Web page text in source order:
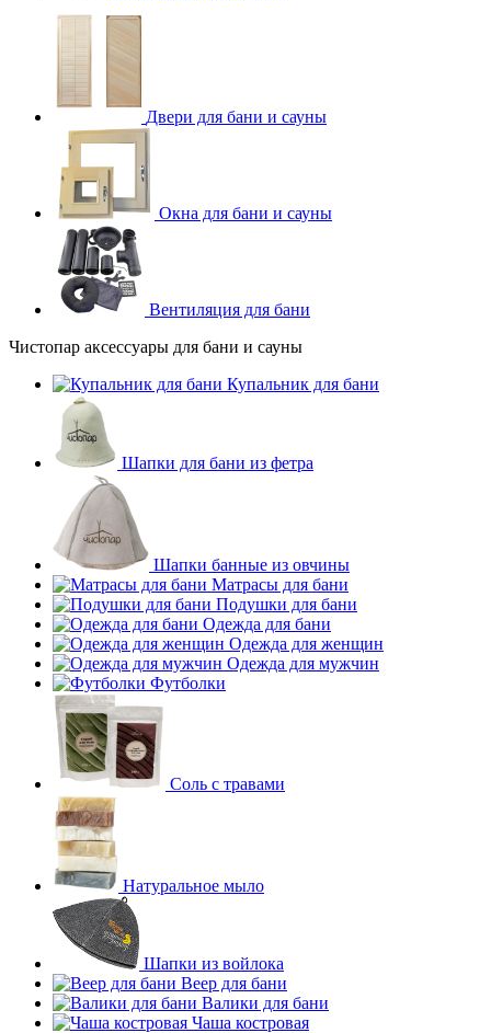
Двери для бани и сауны
Окна для бани и сауны
Вентиляция для бани
Чистопар аксессуары для бани и сауны
Купальник для бани
Шапки для бани из фетра
Шапки банные из овчины
Матрасы для бани
Подушки для бани
Одежда для бани
Одежда для женщин
Одежда для мужчин
Футболки
Соль с травами
Натуральное мыло
Шапки из войлока
Веер для бани
Валики для бани
Чаша костровая